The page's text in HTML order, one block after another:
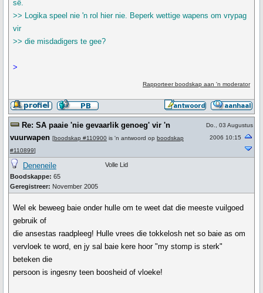
sê.
>> Logika speel nie 'n rol hier nie. Beperk wettige wapens om vrypag
vir
>> die misdadigers te gee?
>
Rapporteer boodskap aan 'n moderator
Re: SA paaie 'nie gevaarlik genoeg' vir 'n
vuurwapen [boodskap #110900 is 'n antwoord op boodskap
#110899]
Do., 03 Augustus
2006 10:15
Deneneile
Boodskappe: 65
Geregistreer: November 2005
Volle Lid
Wel ek beweeg baie onder hulle om te weet dat die meeste vuilgoed
gebruik of
die ansestas raadpleeg! Hulle vrees die tokkelosh net so baie as om
vervloek te word, en jy sal baie kere hoor "my stomp is sterk"
beteken die
persoon is ingesny teen boosheid of vloeke!